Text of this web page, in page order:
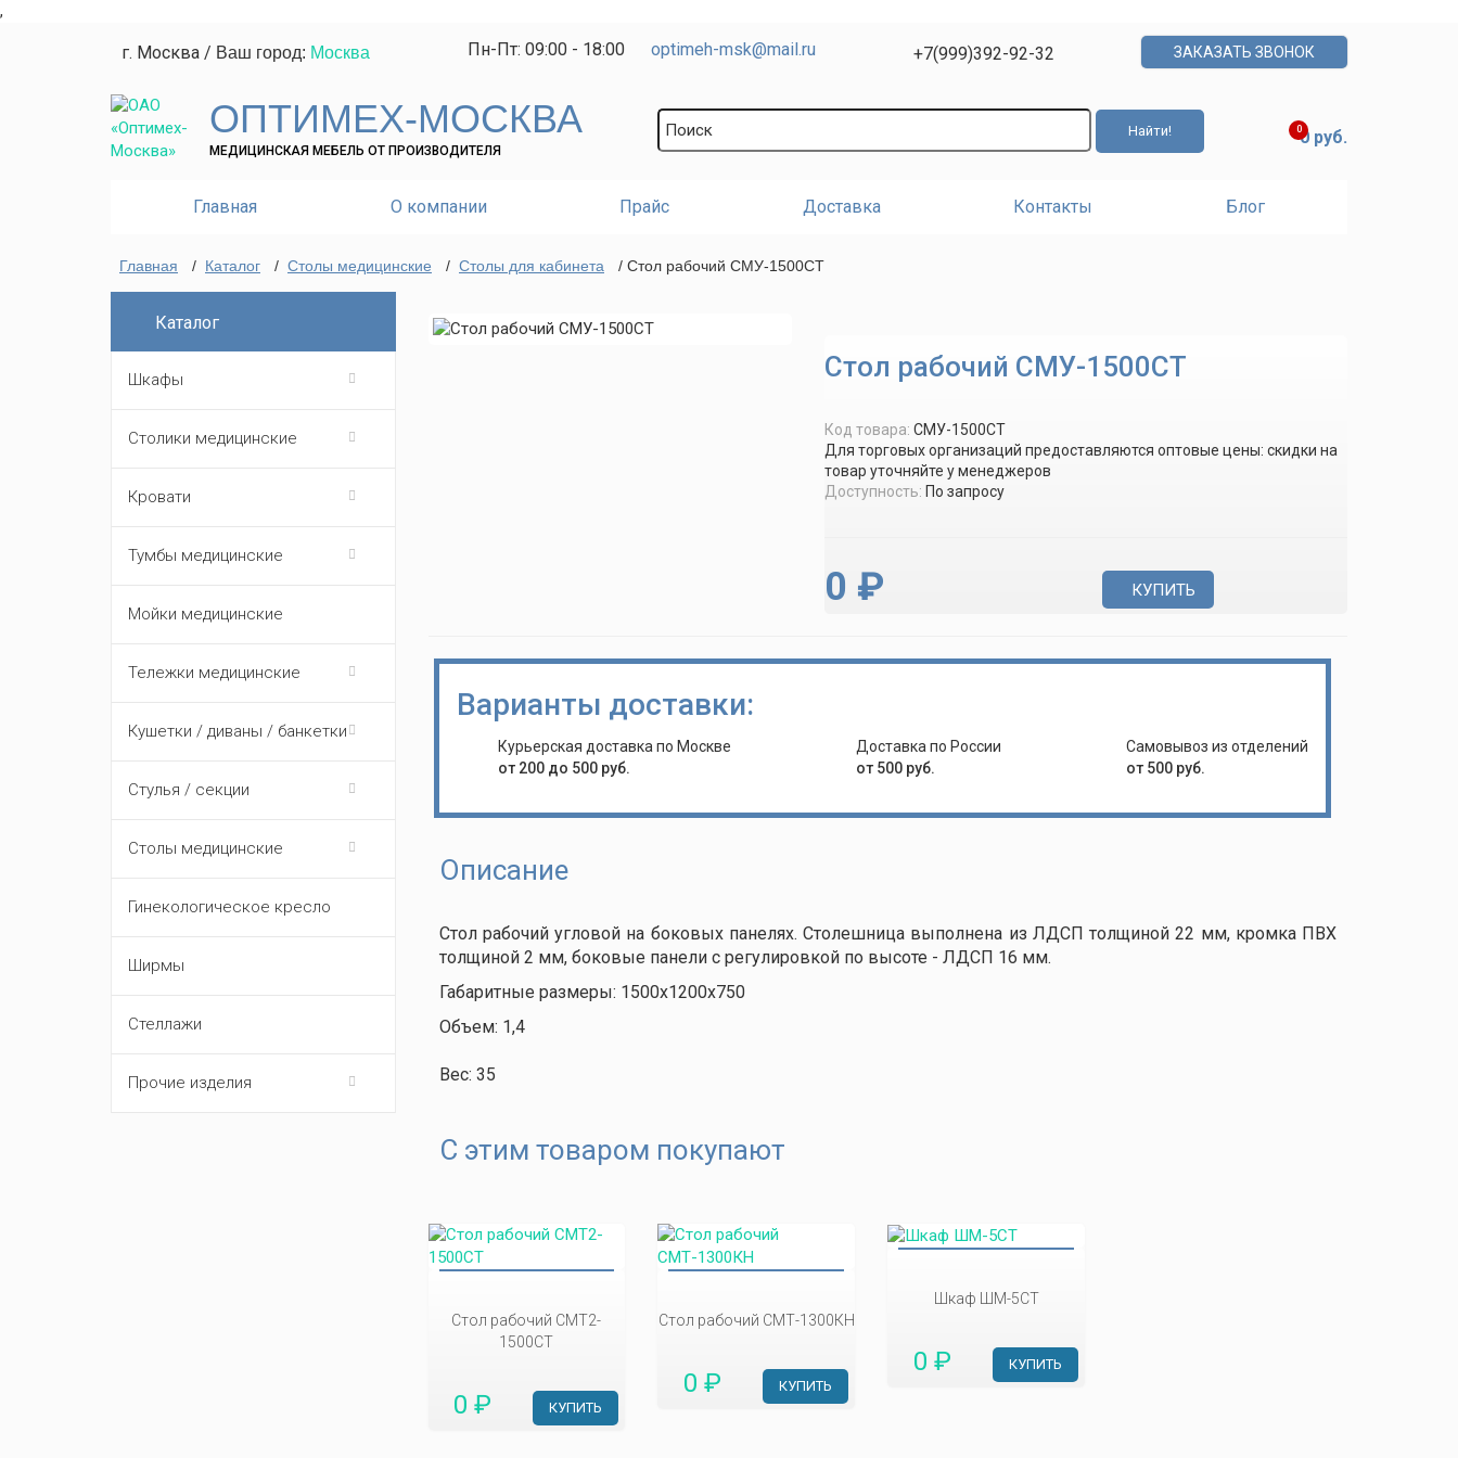
,
г. Москва / Ваш город: Москва Пн-Пт: 09:00 - 18:00 optimeh-msk@mail.ru +7(999)392-92-32 ЗАКАЗАТЬ ЗВОНОК
ОПТИМЕХ-МОСКВА
МЕДИЦИНСКАЯ МЕБЕЛЬ ОТ ПРОИЗВОДИТЕЛЯ
00 руб.
Главная О компании Прайс Доставка Контакты Блог
Главная / Каталог / Столы медицинские / Столы для кабинета / Стол рабочий СМУ-1500СТ
Каталог
Шкафы
Столики медицинские
Кровати
Тумбы медицинские
Мойки медицинские
Тележки медицинские
Кушетки / диваны / банкетки
Стулья / секции
Столы медицинские
Гинекологическое кресло
Ширмы
Стеллажи
Прочие изделия
Стол рабочий СМУ-1500СТ
Код товара:СМУ-1500СТ
Для торговых организаций предоставляются оптовые цены: скидки на
товар уточняйте у менеджеров
Доступность: По запросу
0 ₽ КУПИТЬ
Варианты доставки:
Курьерская доставка по Москве
от 200 до 500 руб.
Доставка по России
от 500 руб.
Самовывоз из отделений
от 500 руб.
Описание
Стол рабочий угловой на боковых панелях. Столешница выполнена из ЛДСП толщиной 22 мм, кромка ПВХ
толщиной 2 мм, боковые панели с регулировкой по высоте - ЛДСП 16 мм.
Габаритные размеры: 1500х1200х750
Объем: 1,4
Вес: 35
С этим товаром покупают
Стол рабочий СМТ2-
1500СТ
0 ₽ КУПИТЬ
Стол рабочий СМТ-1300КН
0 ₽ КУПИТЬ
Шкаф ШМ-5СТ
0 ₽ КУПИТЬ